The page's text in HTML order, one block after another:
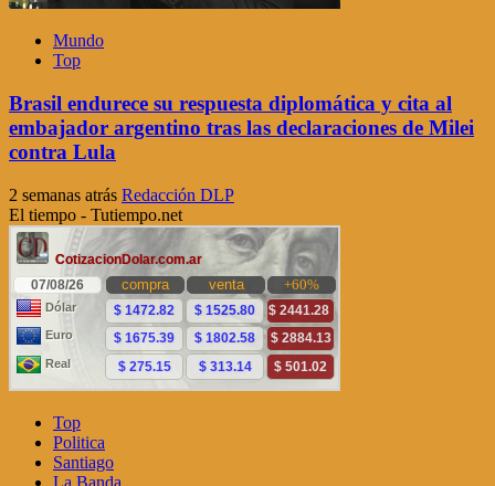
Mundo
Top
Brasil endurece su respuesta diplomática y cita al
embajador argentino tras las declaraciones de Milei
contra Lula
2 semanas atrás Redacción DLP
El tiempo - Tutiempo.net
Top
Politica
Santiago
La Banda